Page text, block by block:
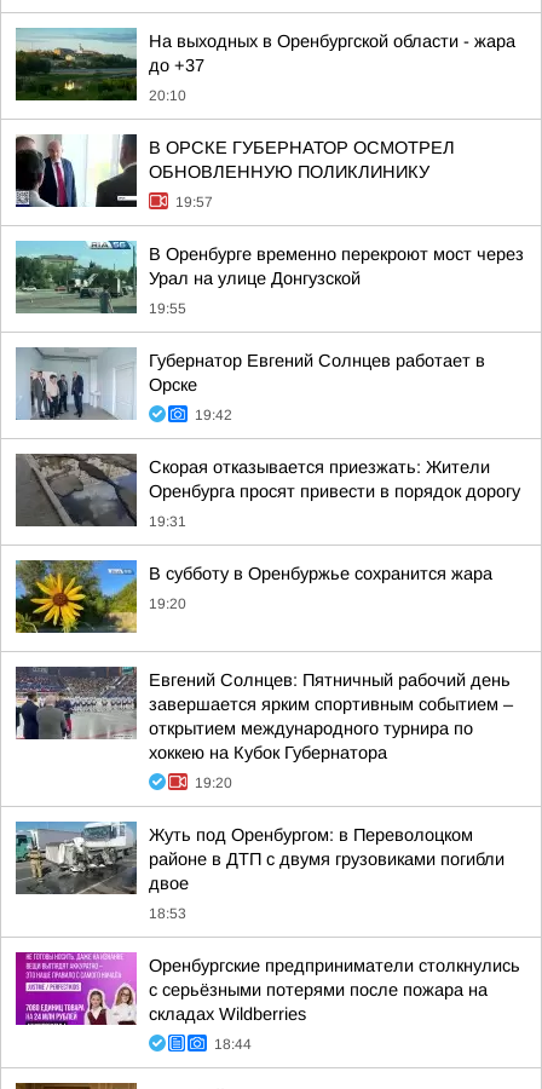
На выходных в Оренбургской области - жара
до +37
20:10
В ОРСКЕ ГУБЕРНАТОР ОСМОТРЕЛ
ОБНОВЛЕННУЮ ПОЛИКЛИНИКУ
19:57
В Оренбурге временно перекроют мост через
Урал на улице Донгузской
19:55
Губернатор Евгений Солнцев работает в
Орске
19:42
Скорая отказывается приезжать: Жители
Оренбурга просят привести в порядок дорогу
19:31
В субботу в Оренбуржье сохранится жара
19:20
Евгений Солнцев: Пятничный рабочий день
завершается ярким спортивным событием –
открытием международного турнира по
хоккею на Кубок Губернатора
19:20
Жуть под Оренбургом: в Переволоцком
районе в ДТП с двумя грузовиками погибли
двое
18:53
Оренбургские предприниматели столкнулись
с серьёзными потерями после пожара на
складах Wildberries
18:44